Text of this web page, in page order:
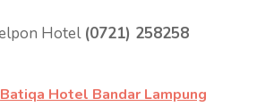
Hotel (0721) 258258
Batiqa Hotel Bandar Lampung